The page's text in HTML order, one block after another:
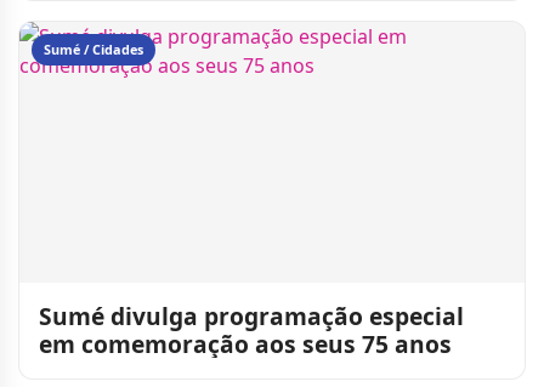
Sumé / Cidades
Sumé divulga programação especial
em comemoração aos seus 75 anos